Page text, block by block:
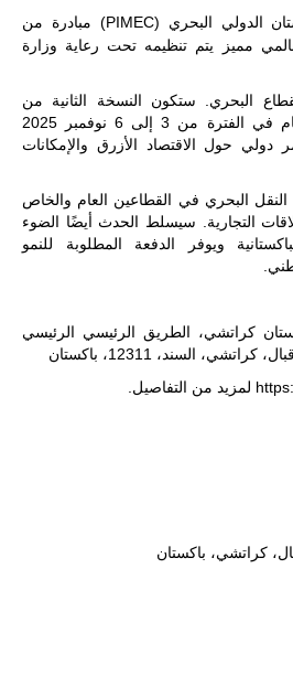
معرض ومؤتمر باكستان الدولي البحري (PIMEC) مبادرة من
مميز يتم تنظيمه تحت رعاية وزارة
البحري. ستكون النسخة الثانية من
PIMEC حدثًا لمدة أربعة أيام في الفترة من 3 إلى 6 نوفمبر 2025
حول الاقتصاد الأزرق والإمكانات
البحري في القطاعين العام والخاص
التجارية. سيسلط الحدث أيضًا الضوء
ويوفر الدفعة المطلوبة للنمو
كراتشي، الطريق الرئيسي الرئيسي